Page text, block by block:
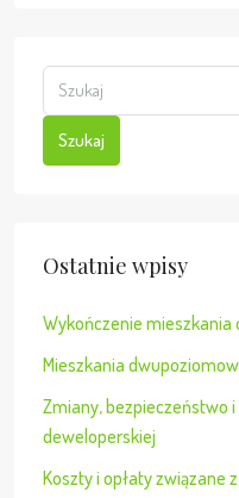
Szukaj
Ostatnie wpisy
Wykończenie mieszkania
Mieszkania
Zmiany, bezpieczeństwo
deweloperskiej
Koszty i opłaty związane